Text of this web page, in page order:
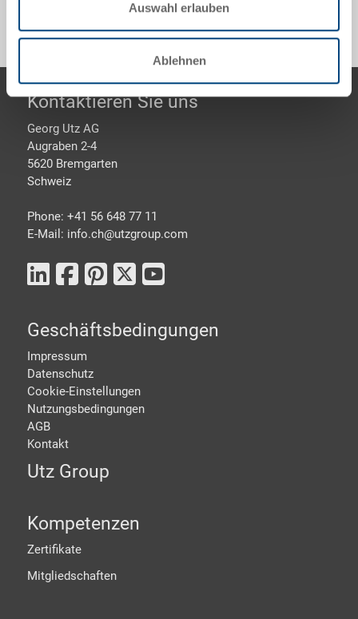
Auswahl erlauben
Ablehnen
Footer
Kontaktieren Sie uns
Georg Utz AG
Augraben 2-4
5620 Bremgarten
Schweiz
Phone: +41 56 648 77 11
E-Mail: info.ch@utzgroup.com
Geschäftsbedingungen
Impressum
Datenschutz
Cookie-Einstellungen
Nutzungsbedingungen
AGB
Kontakt
Utz Group
Kompetenzen
Zertifikate
Mitgliedschaften